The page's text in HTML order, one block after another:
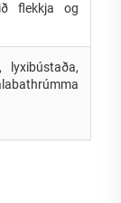
flekkja og